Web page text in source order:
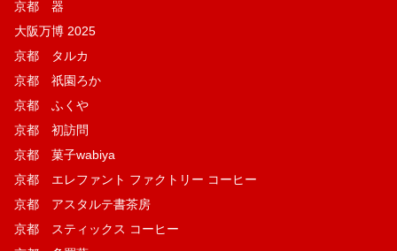
京都 器
大阪万博 2025
京都 タルカ
京都 祇園ろか
京都 ふくや
京都 初訪問
京都 菓子wabiya
京都 エレファント ファクトリー コーヒー
京都 アスタルテ書茶房
京都 スティックス コーヒー